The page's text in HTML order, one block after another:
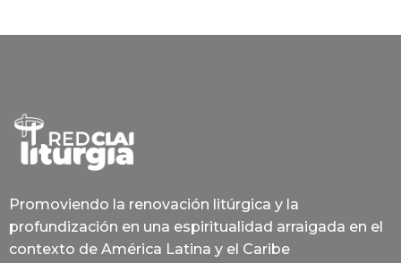
Promoviendo la renovación litúrgica y la
profundización en una espiritualidad arraigada en el
contexto de América Latina y el Caribe